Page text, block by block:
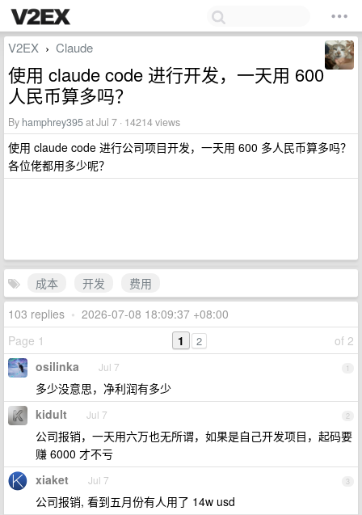
V2EX › Claude
使用 claude code 进行开发，一天用 600
人民币算多吗？
By hamphrey395at Jul 7 · 14214 views
使用 claude code 进行公司项目开发，一天用 600 多人民币算多吗？
各位佬都用多少呢？
成本 开发
费用
103 replies • 2026-07-08 18:09:37 +08:00
Page 1
of 2
1 2
1
osilinka Jul 7
多少没意思，净利润有多少
2
kidult Jul 7
公司报销，一天用六万也无所谓，如果是自己开发项目，起码要
赚 6000 才不亏
3
xiaket Jul 7
公司报销, 看到五月份有人用了 14w usd